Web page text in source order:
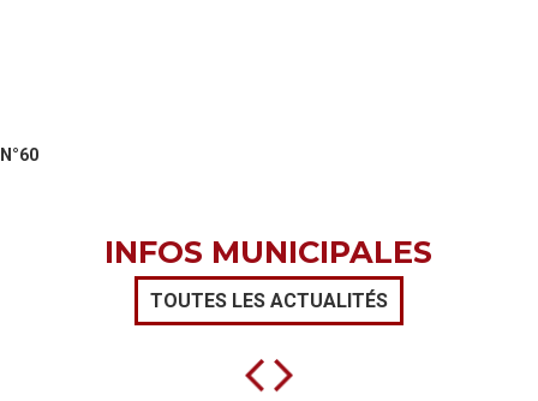
N°60
INFOS MUNICIPALES
TOUTES LES ACTUALITÉS